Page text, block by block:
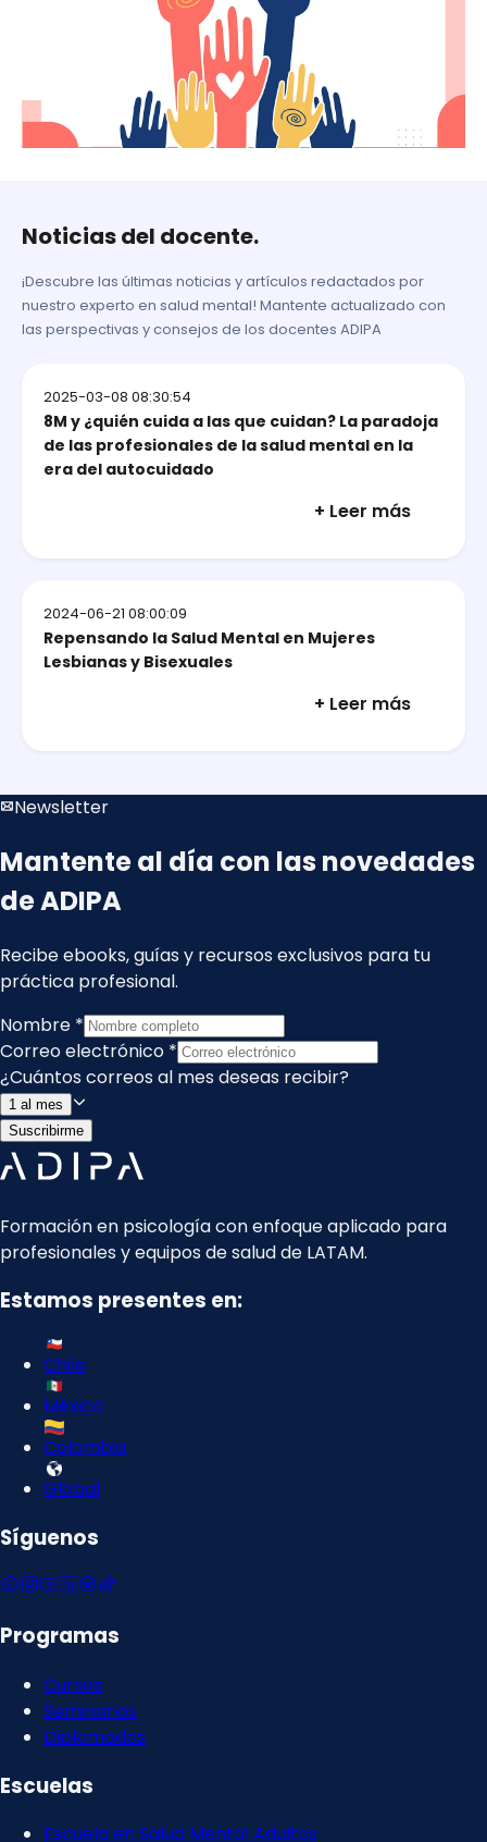
Noticias del docente.
¡Descubre las últimas noticias y artículos redactados por
nuestro experto en salud mental! Mantente actualizado con
las perspectivas y consejos de los docentes ADIPA
2025-03-08 08:30:54
8M y ¿quién cuida a las que cuidan? La paradoja
de las profesionales de la salud mental en la
era del autocuidado
+ Leer más
2024-06-21 08:00:09
Repensando la Salud Mental en Mujeres
Lesbianas y Bisexuales
+ Leer más